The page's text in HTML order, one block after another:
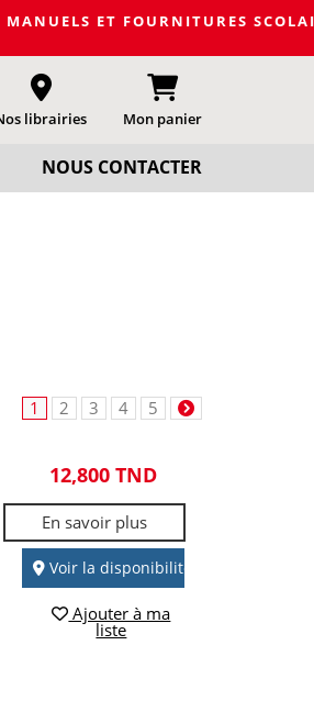
ET FOURNITURES
librairies Mon panier
NOUS CONTACTER
1 2 3 4 5
12,800 TND
En savoir plus
Voir la disponibilité
Ajouter à ma
liste